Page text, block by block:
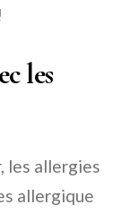
les
les allergies
allergique